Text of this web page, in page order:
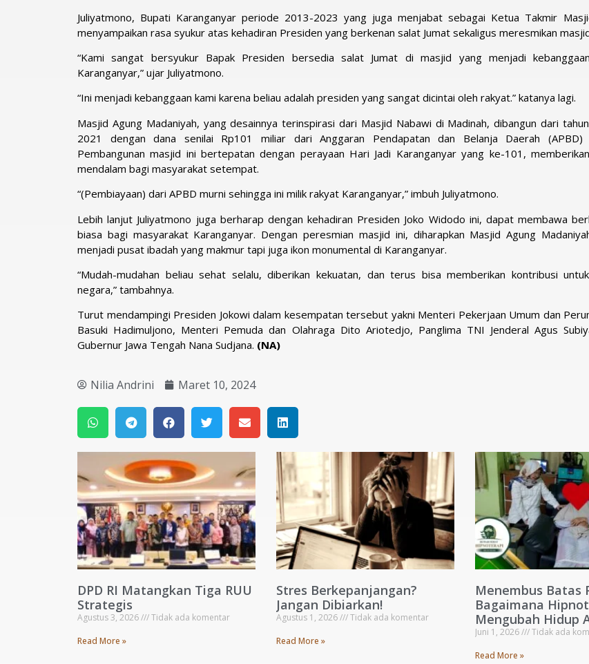
Juliyatmono, Bupati Karanganyar periode 2013-2023 yang juga menjabat sebagai Ketua Takmir
menyampaikan rasa syukur atas kehadiran Presiden yang berkenan salat Jumat sekaligus meresmikan
“Kami sangat bersyukur Bapak Presiden bersedia salat Jumat di masjid yang menjadi
Karanganyar,” ujar Juliyatmono.
“Ini menjadi kebanggaan kami karena beliau adalah presiden yang sangat dicintai oleh rakyat.” katanya lagi.
Masjid Agung Madaniyah, yang desainnya terinspirasi dari Masjid Nabawi di Madinah, dibangun dari
2021 dengan dana senilai Rp101 miliar dari Anggaran Pendapatan dan Belanja Daerah (APBD)
Pembangunan masjid ini bertepatan dengan perayaan Hari Jadi Karanganyar yang ke-101,
mendalam bagi masyarakat setempat.
“(Pembiayaan) dari APBD murni sehingga ini milik rakyat Karanganyar,” imbuh Juliyatmono.
Lebih lanjut Juliyatmono juga berharap dengan kehadiran Presiden Joko Widodo ini, dapat membawa
biasa bagi masyarakat Karanganyar. Dengan peresmian masjid ini, diharapkan Masjid Agung
menjadi pusat ibadah yang makmur tapi juga ikon monumental di Karanganyar.
“Mudah-mudahan beliau sehat selalu, diberikan kekuatan, dan terus bisa memberikan kontribusi
negara,” tambahnya.
Turut mendampingi Presiden Jokowi dalam kesempatan tersebut yakni Menteri Pekerjaan Umum dan
Basuki Hadimuljono, Menteri Pemuda dan Olahraga Dito Ariotedjo, Panglima TNI Jenderal Agus
Gubernur Jawa Tengah Nana Sudjana. (NA)
Nilia Andrini Maret 10, 2024
DPD RI Matangkan Tiga RUU
Strategis
Agustus 3, 2026
Tidak ada komentar
Read More »
Stres Berkepanjangan?
Jangan Dibiarkan!
Agustus 1, 2026
Tidak ada komentar
Read More »
Menembus Batas
Bagaimana
Mengubah Hidup
Juni 1, 2026
Tidak ada
Read More »